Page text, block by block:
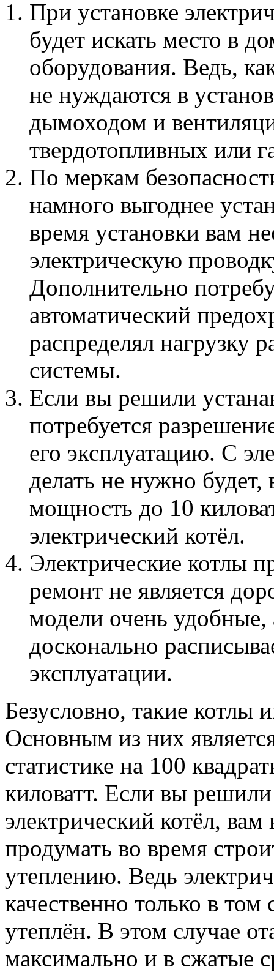
При установке
будет искать место в
оборудования. Ведь,
не нуждаются в
дымоходом и
твердотопливных или
По меркам
намного выгоднее
время установки вам
электрическую
Дополнительно
автоматический
распределял нагрузку
системы.
Если вы решили
потребуется
его эксплуатацию. С
делать не нужно будет,
мощность до 10
электрический котёл.
Электрические котлы
ремонт не является
модели очень удобные,
досконально
эксплуатации.
Безусловно, такие котлы
Основным из них
статистике на 100
киловатт. Если вы
электрический котёл,
продумать во время
утеплению. Ведь
качественно только в
утеплён. В этом случае
максимально и в сжатые